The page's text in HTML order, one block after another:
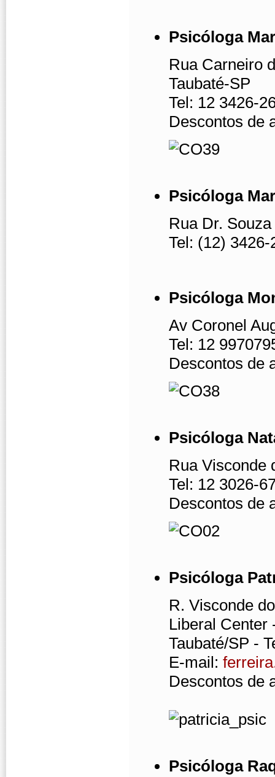
Psicóloga
Rua Carneiro
Taubaté-SP
Tel: 12 3426-
Descontos de
Psicóloga
Rua Dr.
Tel: (12) 3426-
Psicóloga
Av Coronel
Tel: 12
Descontos de
Psicóloga
Rua Visconde
Tel: 12 3026-
Descontos de
Psicóloga
R. Visconde
Liberal Center
Taubaté/SP -
E-mail:
Descontos de
Psicóloga